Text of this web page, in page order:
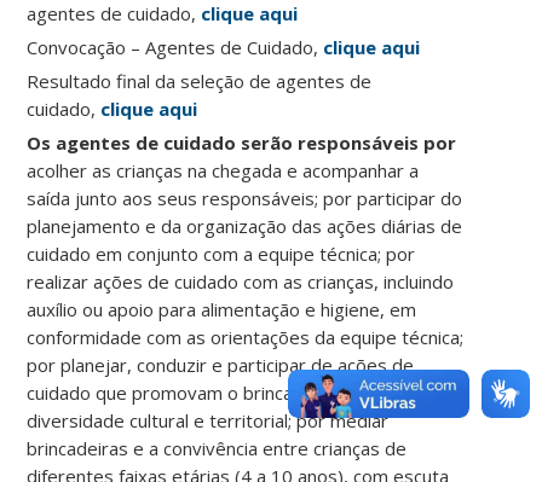
agentes de cuidado, clique aqui
Convocação – Agentes de Cuidado, clique aqui
Resultado final da seleção de agentes de
cuidado, clique aqui
Os agentes de cuidado serão responsáveis por
acolher as crianças na chegada e acompanhar a
saída junto aos seus responsáveis; por participar do
planejamento e da organização das ações diárias de
cuidado em conjunto com a equipe técnica; por
realizar ações de cuidado com as crianças, incluindo
auxílio ou apoio para alimentação e higiene, em
conformidade com as orientações da equipe técnica;
por planejar, conduzir e participar de ações de
cuidado que promovam o brincar na perspectiva da
diversidade cultural e territorial; por mediar
brincadeiras e a convivência entre crianças de
diferentes faixas etárias (4 a 10 anos), com escuta